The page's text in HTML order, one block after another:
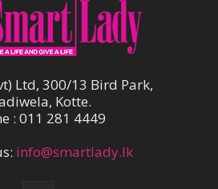
Ltd, 300/13 Bird Park,
Kotte.
: 011 281 4449
info@smartlady.lk